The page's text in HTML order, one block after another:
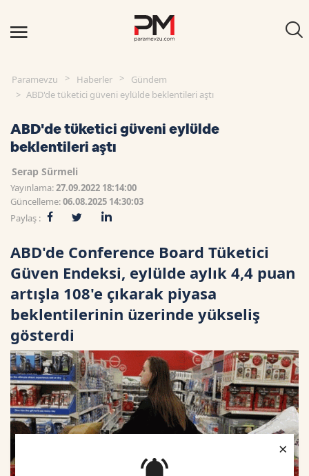
×
Paramevzu Haberler
Gündem
ABD'de tüketici güveni eylülde beklentileri aştı
ABD'de tüketici güveni eylülde
beklentileri aştı
Serap Sürmeli
Yayınlama:27.09.2022 18:14:00
Güncelleme:06.08.2025 14:30:03
Paylaş :
ABD'de Conference Board Tüketici
Güven Endeksi, eylülde aylık 4,4 puan
artışla 108'e çıkarak piyasa
beklentilerinin üzerinde yükseliş
gösterdi